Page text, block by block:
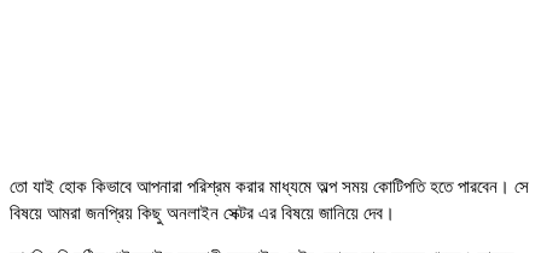
তো যাই হোক কিভাবে আপনারা পরিশ্রম করার মাধ্যমে অল্প সময় কোটিপতি হতে পারবেন। সে
বিষয়ে আমরা জনপ্রিয় কিছু অনলাইন সেক্টর এর বিষয়ে জানিয়ে দেব।